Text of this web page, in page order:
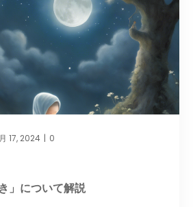
17, 2024 | 0
」について解説